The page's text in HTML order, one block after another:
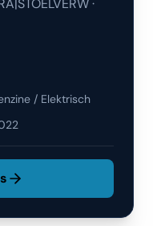
·
/ Elektrisch